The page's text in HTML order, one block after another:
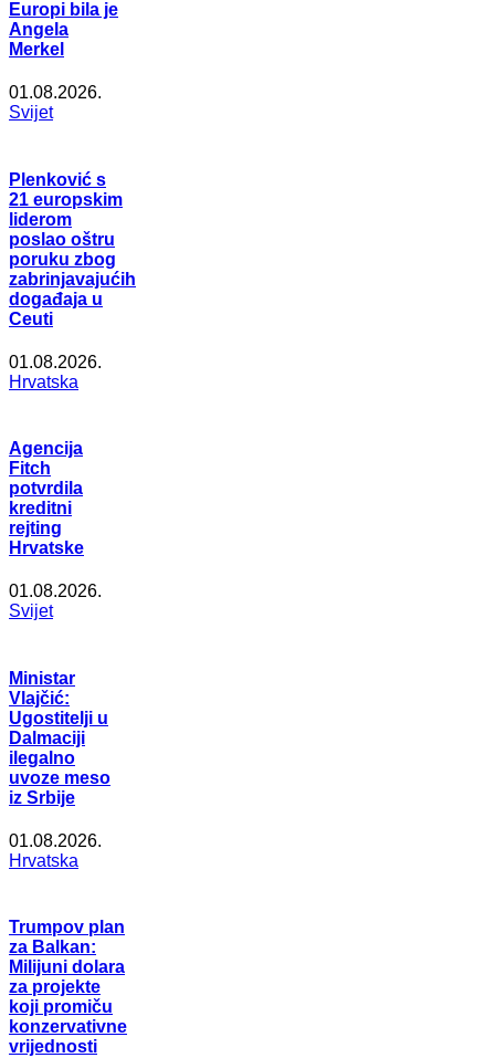
Europi bila je
Angela
Merkel
01.08.2026.
Svijet
Plenković s
21 europskim
liderom
poslao oštru
poruku zbog
zabrinjavajućih
događaja u
Ceuti
01.08.2026.
Hrvatska
Agencija
Fitch
potvrdila
kreditni
rejting
Hrvatske
01.08.2026.
Svijet
Ministar
Vlajčić:
Ugostitelji u
Dalmaciji
ilegalno
uvoze meso
iz Srbije
01.08.2026.
Hrvatska
Trumpov plan
za Balkan:
Milijuni dolara
za projekte
koji promiču
konzervativne
vrijednosti